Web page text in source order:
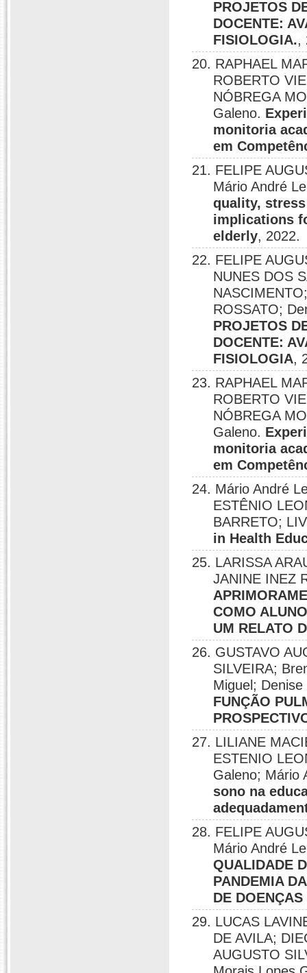
PROJETOS
DOCENTE:
FISIOLOGIA.,
20. RAPHAEL
ROBERTO
NÓBREGA
Galeno.
monitoria
em
21. FELIPE
Mário André
quality,
implications
elderly, 2022.
22. FELIPE
NUNES DOS
ROSSATO;
PROJETOS
DOCENTE:
FISIOLOGIA,
23. RAPHAEL
ROBERTO
NÓBREGA
Galeno.
monitoria
em
24. Mário André
ESTÊNIO
BARRETO;
in Health
25. LARISSA
JANINE INEZ
COMO
UM RELATO
26. GUSTAVO
SILVEIRA;
Miguel;
FUNÇÃO
27. LILIANE
ESTENIO
Galeno; Mário
sono na
28. FELIPE
Mário André
QUALIDADE
PANDEMIA
DE
29. LUCAS
DE AVILA;
AUGUSTO